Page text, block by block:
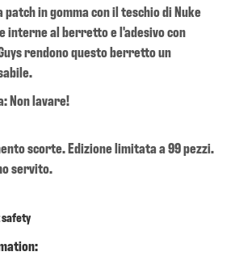
in gomma con il teschio di Nuke
interne al berretto e l'adesivo con
rendono questo berretto un
Non lavare!
scorte. Edizione limitata a 99 pezzi.
servito.